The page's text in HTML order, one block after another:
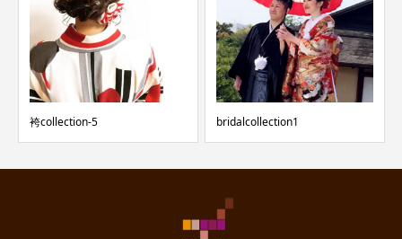
袴collection-5 bridalcollection1